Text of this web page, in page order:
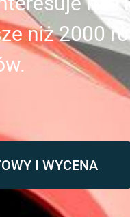
niż 2000
I WYCENA